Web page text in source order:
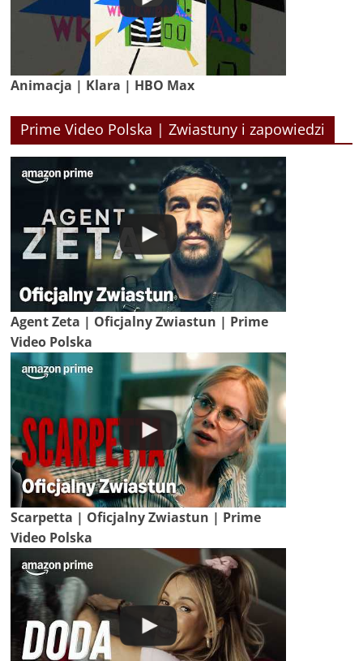
Animacja | Klara | HBO Max
Prime Video Polska | Zwiastuny i zapowiedzi
Agent Zeta | Oficjalny Zwiastun | Prime
Video Polska
Scarpetta | Oficjalny Zwiastun | Prime
Video Polska